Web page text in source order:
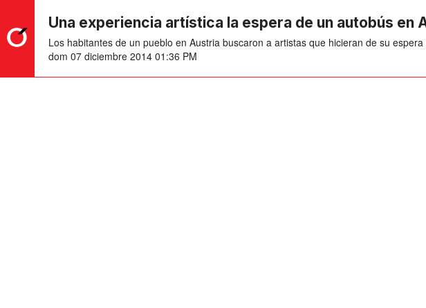
Una experiencia artística la espera de un autobús en
Los habitantes de un pueblo en Austria buscaron a artistas que hicieran de su
dom 07 diciembre 2014 01:36 PM